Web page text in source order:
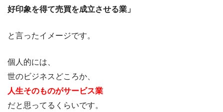
好印象を得て売買を成立させる業」
と言ったイメージです。
個人的には、
世のビジネスどころか、
人生そのものがサービス業
だと思ってるくらいです。